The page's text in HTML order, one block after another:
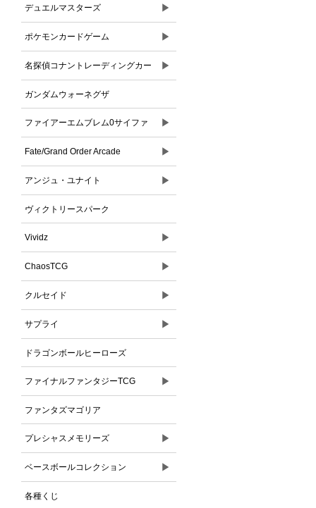
デュエルマスターズ ▶
ポケモンカードゲーム ▶
名探偵コナントレーディングカー
ドゲーム
▶
ガンダムウォーネグザ
ファイアーエムブレム0サイファ ▶
Fate/Grand Order Arcade ▶
アンジュ・ユナイト ▶
ヴィクトリースパーク
Vividz ▶
ChaosTCG ▶
クルセイド ▶
サプライ ▶
ドラゴンボールヒーローズ
ファイナルファンタジーTCG ▶
ファンタズマゴリア
プレシャスメモリーズ ▶
ベースボールコレクション ▶
各種くじ